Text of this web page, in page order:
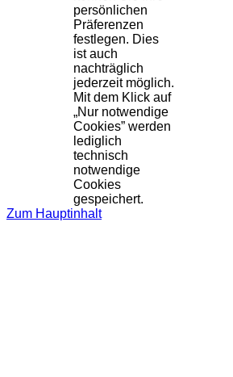
persönlichen
Präferenzen
festlegen. Dies
ist auch
nachträglich
jederzeit möglich.
Mit dem Klick auf
„Nur notwendige
Cookies” werden
lediglich
technisch
notwendige
Cookies
gespeichert.
Zum Hauptinhalt